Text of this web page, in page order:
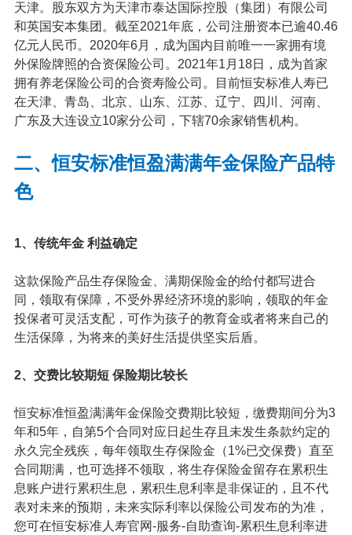
天津。股东双方为天津市泰达国际控股（集团）有限公司
和英国安本集团。截至2021年底，公司注册资本已逾40.46
亿元人民币。2020年6月，成为国内目前唯一一家拥有境
外保险牌照的合资保险公司。2021年1月18日，成为首家
拥有养老保险公司的合资寿险公司。目前恒安标准人寿已
在天津、青岛、北京、山东、江苏、辽宁、四川、河南、
广东及大连设立10家分公司，下辖70余家销售机构。
二、恒安标准恒盈满满年金保险产品特
色
1、传统年金 利益确定
这款保险产品生存保险金、满期保险金的给付都写进合
同，领取有保障，不受外界经济环境的影响，领取的年金
投保者可灵活支配，可作为孩子的教育金或者将来自己的
生活保障，为将来的美好生活提供坚实后盾。
2、交费比较期短 保险期比较长
恒安标准恒盈满满年金保险交费期比较短，缴费期间分为3
年和5年，自第5个合同对应日起生存且未发生条款约定的
永久完全残疾，每年领取生存保险金（1%已交保费）直至
合同期满，也可选择不领取，将生存保险金留存在累积生
息账户进行累积生息，累积生息利率是非保证的，且不代
表对未来的预期，未来实际利率以保险公司发布的为准，
您可在恒安标准人寿官网-服务-自助查询-累积生息利率进